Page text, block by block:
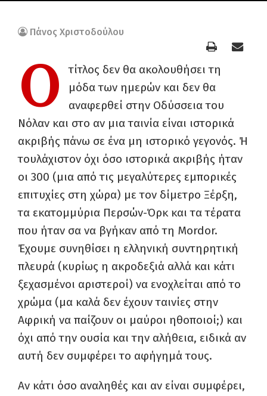
Πάνος Χριστοδούλου
Ο
τίτλος δεν θα ακολουθήσει τη
μόδα των ημερών και δεν θα
αναφερθεί στην Οδύσσεια του
Νόλαν και στο αν μια ταινία είναι ιστορικά
ακριβής πάνω σε ένα μη ιστορικό γεγονός. Ή
τουλάχιστον όχι όσο ιστορικά ακριβής ήταν
οι 300 (μια από τις μεγαλύτερες εμπορικές
επιτυχίες στη χώρα) με τον δίμετρο Ξέρξη,
τα εκατομμύρια Περσών-Όρκ και τα τέρατα
που ήταν σα να βγήκαν από τη Mordor.
Έχουμε συνηθίσει η ελληνική συντηρητική
πλευρά (κυρίως η ακροδεξιά αλλά και κάτι
ξεχασμένοι αριστεροί) να ενοχλείται από το
χρώμα (μα καλά δεν έχουν ταινίες στην
Αφρική να παίζουν οι μαύροι ηθοποιοί;) και
όχι από την ουσία και την αλήθεια, ειδικά αν
αυτή δεν συμφέρει το αφήγημά τους.
Αν κάτι όσο αναληθές και αν είναι συμφέρει,